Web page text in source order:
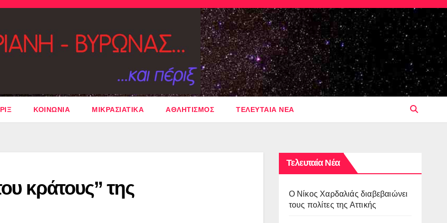
ΚΟΙΝΩΝΙΑ ΜΙΚΡΑΣΙΑΤΙΚΑ ΑΘΛΗΤΙΣΜΟΣ ΤΕΛΕΥΤΑΙΑ ΝΕΑ
κράτους” της
Τελευταία Νέα
O Νίκος Χαρδαλιάς διαβεβαιώνει
τους πολίτες της Αττικής